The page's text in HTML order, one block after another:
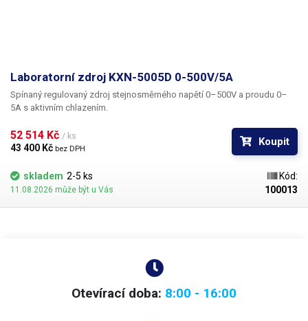
Laboratorní zdroj KXN-5005D 0-500V/5A
Spínaný regulovaný zdroj stejnosměrného napětí 0–500V a proudu 0–
5A s aktivním chlazením.
52 514 Kč / ks
43 400 Kč bez DPH
Koupit
skladem 2-5 ks
11.08.2026 může být u Vás
Kód:
100013
Otevírací doba: 8:00 - 16:00